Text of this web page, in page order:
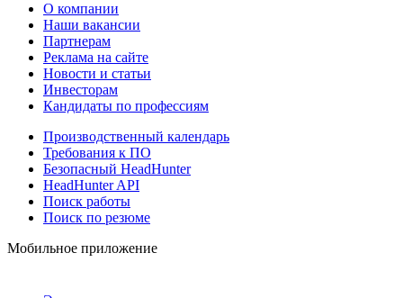
О компании
Наши вакансии
Партнерам
Реклама на сайте
Новости и статьи
Инвесторам
Кандидаты по профессиям
Производственный календарь
Требования к ПО
Безопасный HeadHunter
HeadHunter API
Поиск работы
Поиск по резюме
Мобильное приложение